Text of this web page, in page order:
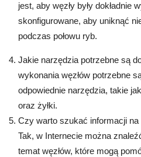
jest, aby węzły były dokładnie
skonfigurowane, aby uniknąć
podczas połowu ryb.
Jakie narzędzia potrzebne są
wykonania węzłów potrzebne
odpowiednie narzędzia, takie
oraz żyłki.
Czy warto szukać informacji na
Tak, w Internecie można
temat węzłów, które mogą